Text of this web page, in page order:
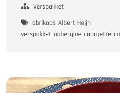
Verspakket
abrikoos Albert Heijn
verspakket aubergine courgette